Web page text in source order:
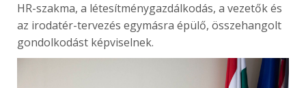
HR-szakma, a létesítménygazdálkodás, a vezetők és
az irodatér-tervezés egymásra épülő, összehangolt
gondolkodást képviselnek.